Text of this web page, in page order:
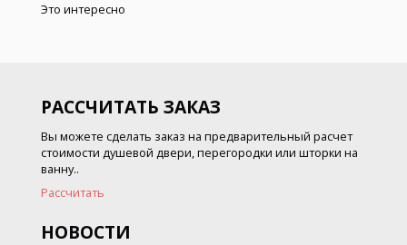
Это интересно
РАССЧИТАТЬ ЗАКАЗ
Вы можете сделать заказ на предварительный расчет
стоимости душевой двери, перегородки или шторки на
ванну..
Рассчитать
НОВОСТИ